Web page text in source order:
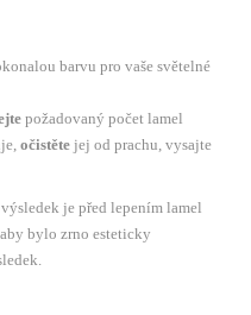
barvu pro vaše světelné
požadovaný počet lamel
očistěte jej od prachu, vysajte
je před lepením lamel
bylo zrno esteticky